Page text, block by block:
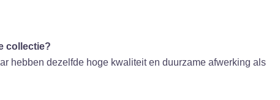
collectie?
hebben dezelfde hoge kwaliteit en duurzame afwerking als